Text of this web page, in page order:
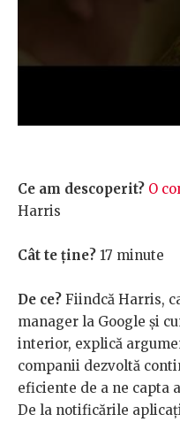
Ce am descoperit? O
Harris
Cât te ține? 17 minute
De ce? Fiindcă Harris,
manager la Google și
interior, explică
companii dezvoltă
eficiente de a ne capta
De la notificările